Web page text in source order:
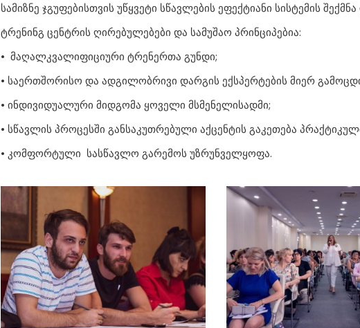
სამიზნე ჯგუფებისთვის უწყვეტი სწავლების ეფექტიანი სისტემის
ტრენინგ ცენტრის ღირებულებები და სამუშაო პრინციპებია:
• მაღალკვალიფიციური ტრენერთა გუნდი;
• საერთშორისო და ადგილობრივი დარგის ექსპერტების მიერ
• ინდივიდუალური მიდგომა ყოველი მსმენელისადმი;
• სწავლის პროცესში განსაკუთრებული აქცენტის გაკეთება
• კომფორტული სასწავლო გარემოს უზრუნველყოფა.